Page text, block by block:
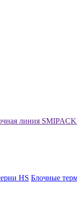
линия
HS Блочные